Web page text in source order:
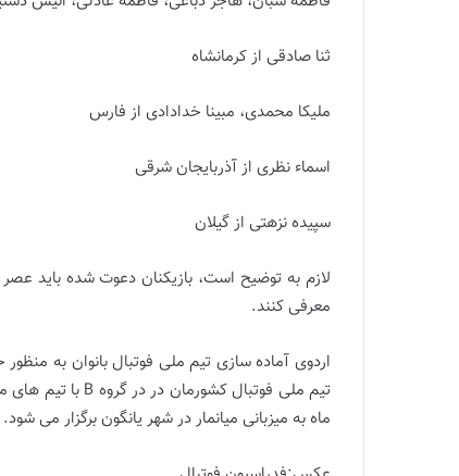
ثنا صادقی از کرمانشاه
ملیکا محمدی، مبینا خدادادی از فارس
اسماء نظری از آذربایجان شرقی
سپیده نزهتی از گیلان
معرفی کنند.
اردوی آماده سازی تیم ملی فوتبال بانوان به
ماه به میزبانی میانمار در شهر یانگون برگزار می شود.